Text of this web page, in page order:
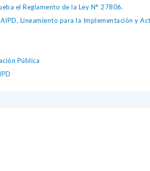
el Reglamento de la Ley N° 27806.
Lineamiento para la Implementación y
Pública